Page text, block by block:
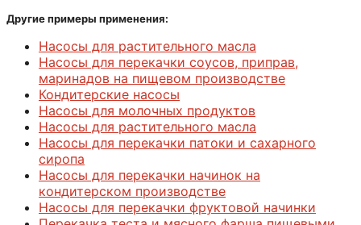
Другие примеры применения:
Насосы для растительного масла
Насосы для перекачки соусов, приправ,
маринадов на пищевом производстве
Кондитерские насосы
Насосы для молочных продуктов
Насосы для растительного масла
Насосы для перекачки патоки и сахарного
сиропа
Насосы для перекачки начинок на
кондитерском производстве
Насосы для перекачки фруктовой начинки